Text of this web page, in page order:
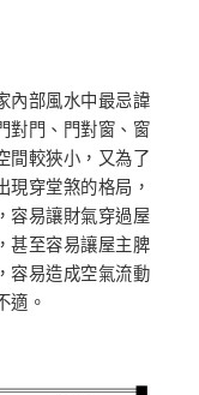
內部風水中最忌諱
對門、門對窗、窗
間較狹小，又為了
穿堂煞的格局，
容易讓財氣穿過屋
甚至容易讓屋主脾
容易造成空氣流動
適。